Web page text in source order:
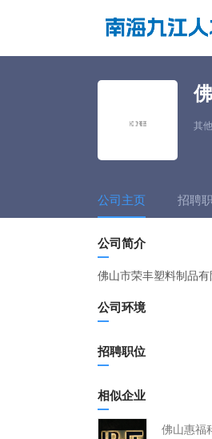
其
公司主页 招聘
公司简介
佛山市荣丰塑料制品有
公司环境
招聘职位
相似企业
佛山惠福